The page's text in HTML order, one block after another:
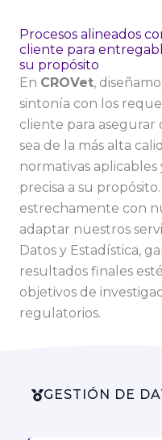
Procesos alineados
cliente para
su propósito
En CROVet,
sintonía con los
cliente para
sea de la más alta
normativas
precisa a su
estrechamente con
adaptar nuestros
Datos y Estadística,
resultados finales
objetivos de
regulatorios.
GESTIÓN DE